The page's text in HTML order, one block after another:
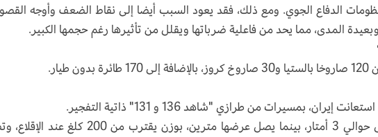
الدفاع الجوي. ومع ذلك، فقد يعود السبب أيضا إلى نقاط الضعف وأوجه
المدى، مما يحد من فاعلية ضرباتها ويقلل من تأثيرها رغم حجمها الكبير.
بمسيرات من طرازي "شاهد 136 و 131" ذاتية التفجير.
ويصل طول طائرات شاهد 136 إلى حوالي 3 أمتار، بينما يصل عرضها مترين، بوزن يقترب من 200